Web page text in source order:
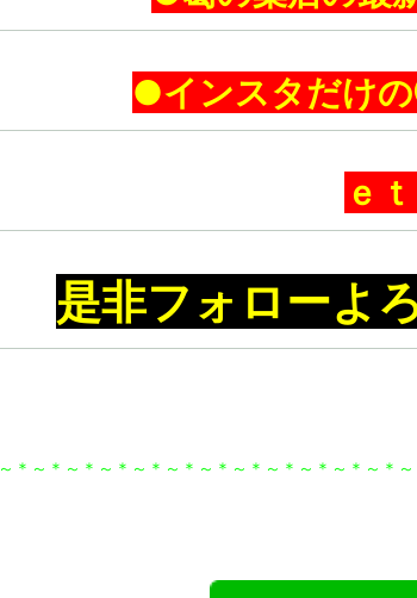
●インスタだけの
ｅ
是非フォローよ
～＊～＊～＊～＊～＊～＊～＊～＊～＊～＊～＊～＊